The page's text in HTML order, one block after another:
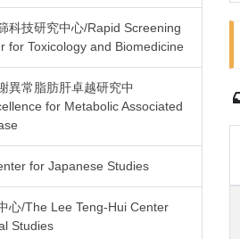
科技研究中心/Rapid Screening
for Toxicology and Biomedicine
異常脂肪肝卓越研究中
for Metabolic Associated
for Japanese Studies
心/The Lee Teng-Hui Center
Studies